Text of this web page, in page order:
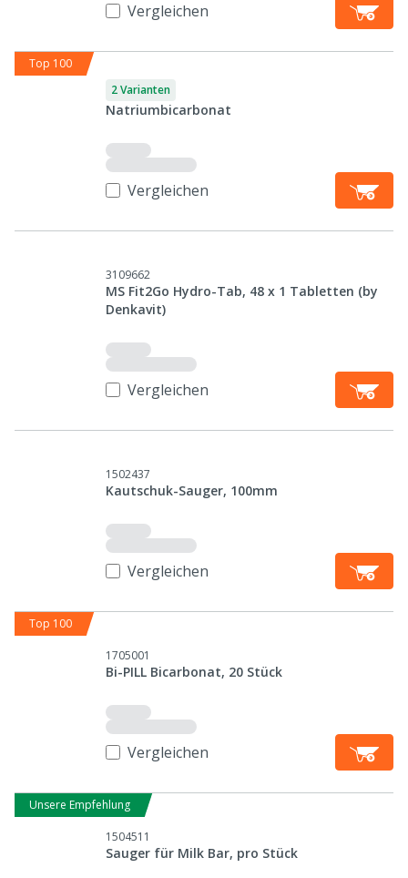
Vergleichen
Top 100
2 Varianten
Natriumbicarbonat
Vergleichen
3109662
MS Fit2Go Hydro-Tab, 48 x 1 Tabletten (by
Denkavit)
Vergleichen
1502437
Kautschuk-Sauger, 100mm
Vergleichen
Top 100
1705001
Bi-PILL Bicarbonat, 20 Stück
Vergleichen
Unsere Empfehlung
1504511
Sauger für Milk Bar, pro Stück